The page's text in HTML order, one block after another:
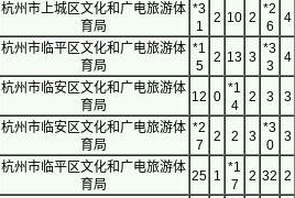
杭州市上城区文化和广电旅游体
育局
*3
1
2 10 2
*2
6
4
杭州市临平区文化和广电旅游体
育局
*1
5
2 13 3
*3
3
4
杭州市临安区文化和广电旅游体
育局
12 0
*1
4
2 3 3
杭州市临安区文化和广电旅游体
育局
*2
7
2 2 3
*3
0
3
杭州市临平区文化和广电旅游体
育局
25 1
*1
7
2 32 2